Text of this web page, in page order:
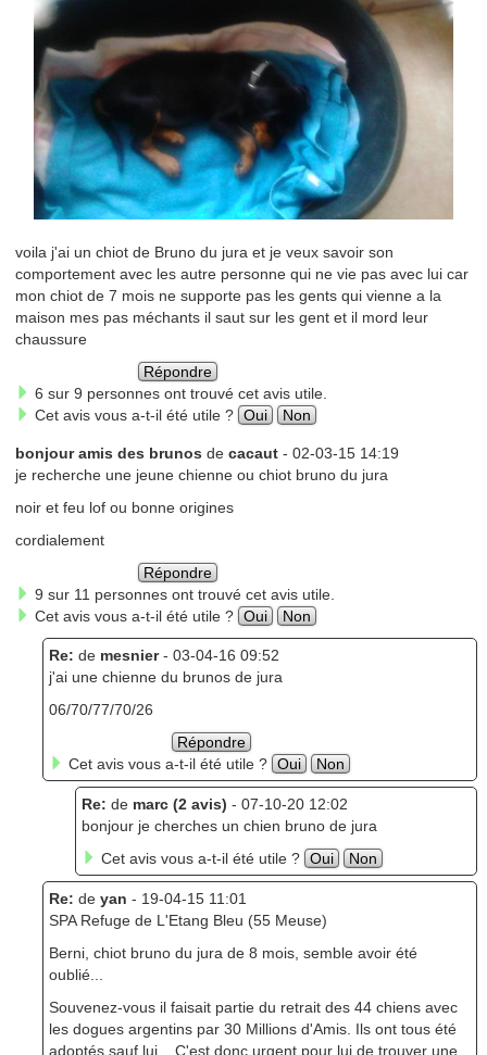
voila j'ai un chiot de Bruno du jura et je veux savoir son
comportement avec les autre personne qui ne vie pas avec lui car
mon chiot de 7 mois ne supporte pas les gents qui vienne a la
maison mes pas méchants il saut sur les gent et il mord leur
chaussure
Répondre
6 sur 9 personnes ont trouvé cet avis utile.
Cet avis vous a-t-il été utile ? Oui Non
bonjour amis des brunos de cacaut- 02-03-15 14:19
je recherche une jeune chienne ou chiot bruno du jura
noir et feu lof ou bonne origines
cordialement
Répondre
9 sur 11 personnes ont trouvé cet avis utile.
Cet avis vous a-t-il été utile ? Oui Non
Re: de mesnier- 03-04-16 09:52
j'ai une chienne du brunos de jura
06/70/77/70/26
Répondre
Cet avis vous a-t-il été utile ? Oui Non
Re: de marc (2 avis) - 07-10-20 12:02
bonjour je cherches un chien bruno de jura
Cet avis vous a-t-il été utile ? Oui Non
Re: de yan - 19-04-15 11:01
SPA Refuge de L'Etang Bleu (55 Meuse)
Berni, chiot bruno du jura de 8 mois, semble avoir été
oublié...
Souvenez-vous il faisait partie du retrait des 44 chiens avec
les dogues argentins par 30 Millions d'Amis. Ils ont tous été
adoptés sauf lui... C'est donc urgent pour lui de trouver une